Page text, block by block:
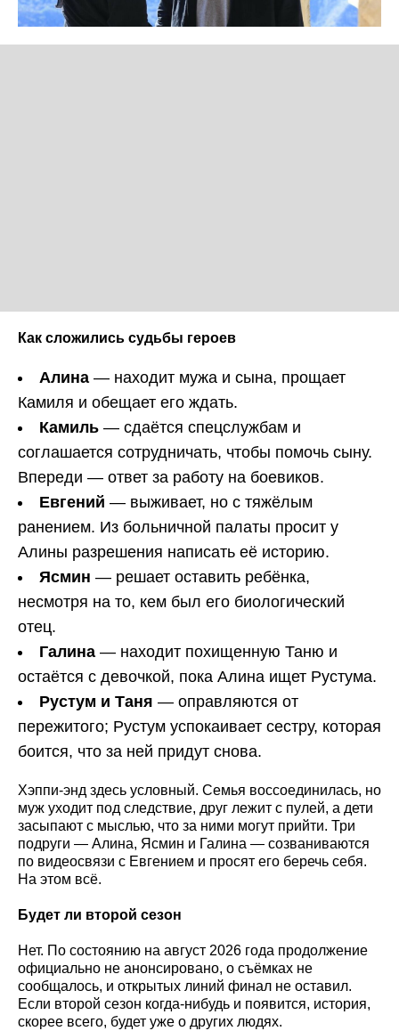
Как сложились судьбы героев
Алина — находит мужа и сына, прощает
Камиля и обещает его ждать.
Камиль — сдаётся спецслужбам и
соглашается сотрудничать, чтобы помочь сыну.
Впереди — ответ за работу на боевиков.
Евгений — выживает, но с тяжёлым
ранением. Из больничной палаты просит у
Алины разрешения написать её историю.
Ясмин — решает оставить ребёнка,
несмотря на то, кем был его биологический
отец.
Галина — находит похищенную Таню и
остаётся с девочкой, пока Алина ищет Рустума.
Рустум и Таня — оправляются от
пережитого; Рустум успокаивает сестру, которая
боится, что за ней придут снова.
Хэппи-энд здесь условный. Семья воссоединилась, но
муж уходит под следствие, друг лежит с пулей, а дети
засыпают с мыслью, что за ними могут прийти. Три
подруги — Алина, Ясмин и Галина — созваниваются
по видеосвязи с Евгением и просят его беречь себя.
На этом всё.
Будет ли второй сезон
Нет. По состоянию на август 2026 года продолжение
официально не анонсировано, о съёмках не
сообщалось, и открытых линий финал не оставил.
Если второй сезон когда-нибудь и появится, история,
скорее всего, будет уже о других людях.